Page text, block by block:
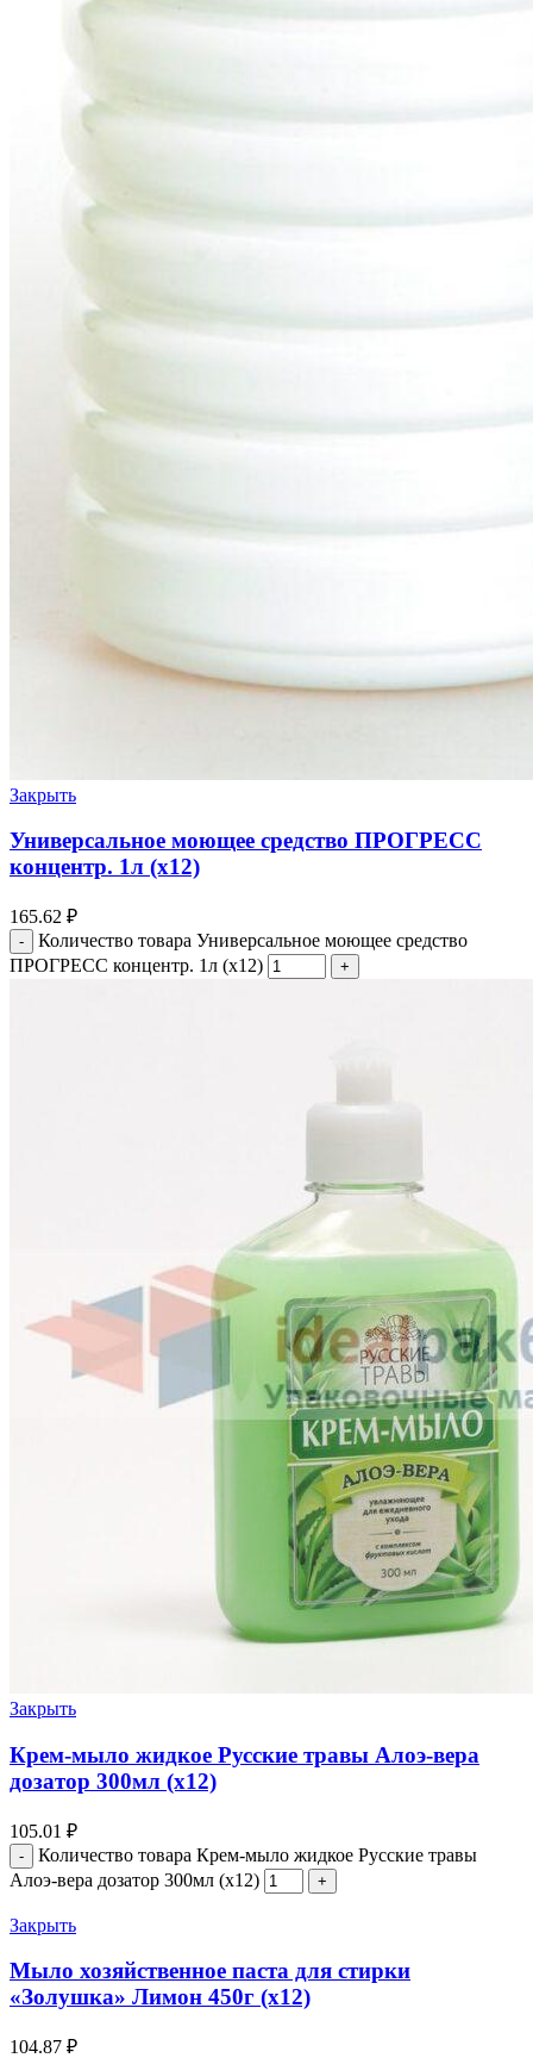
Закрыть
Универсальное моющее средство ПРОГРЕСС
концентр. 1л (х12)
165.62 ₽
Количество товара Универсальное моющее средство
ПРОГРЕСС концентр. 1л (х12)
Закрыть
Крем-мыло жидкое Русские травы Алоэ-вера
дозатор 300мл (х12)
105.01 ₽
Количество товара Крем-мыло жидкое Русские травы
Алоэ-вера дозатор 300мл (х12)
Закрыть
Мыло хозяйственное паста для стирки
«Золушка» Лимон 450г (х12)
104.87 ₽